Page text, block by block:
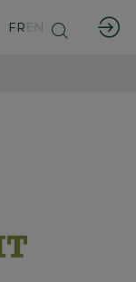
FREN